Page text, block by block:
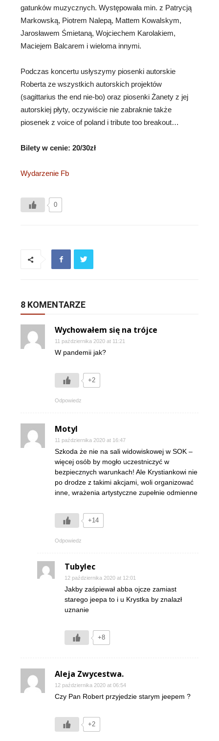
gatunków muzycznych. Występowała min. z Patrycją
Markowską, Piotrem Nalepą, Mattem Kowalskym,
Jarosławem Śmietaną, Wojciechem Karolakiem,
Maciejem Balcarem i wieloma innymi.
Podczas koncertu usłyszymy piosenki autorskie
Roberta ze wszystkich autorskich projektów
(sagittarius the end nie-bo) oraz piosenki Żanety z jej
autorskiej płyty, oczywiście nie zabraknie także
piosenek z voice of poland i tribute too breakout…
Bilety w cenie: 20/30zł
Wydarzenie Fb
0
8 KOMENTARZE
Wychowałem się na trójce
11 października 2020 at 11:21
W pandemii jak?
+2
Odpowiedz
Motyl
11 października 2020 at 16:47
Szkoda że nie na sali widowiskowej w SOK –
więcej osób by mogło uczestniczyć w
bezpiecznych warunkach! Ale Krystiankowi nie
po drodze z takimi akcjami, woli organizować
inne, wrażenia artystyczne zupełnie odmienne
+14
Odpowiedz
Tubylec
12 października 2020 at 12:01
Jakby zaśpiewał abba ojcze zamiast
starego jeepa to i u Krystka by znalazł
uznanie
+8
Aleja Zwycestwa.
12 października 2020 at 06:54
Czy Pan Robert przyjedzie starym jeepem ?
+2